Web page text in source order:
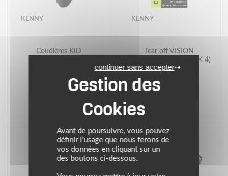
KENNY
Coudières KID
32.00 €
KENNY
Tear off VISION
PERFORMANCE (PACK 4)
19.95 €
Avant de poursuivre, vous pouvez
définir l’usage que nous ferons de
vos données en cliquant sur un
des boutons ci-dessous.
continuer sans accepter